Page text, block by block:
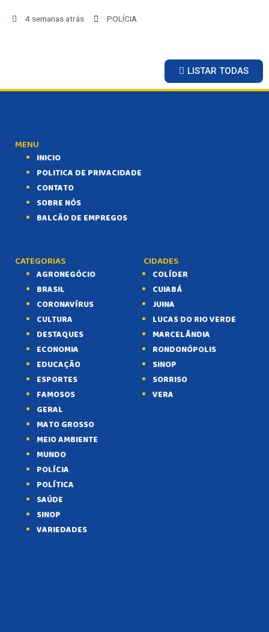
4 semanas atrás POLÍCIA
LISTAR TODAS
MENU
INICIO
POLITICA DE PRIVACIDADE
CONTATO
SOBRE NÓS
BALCÃO DE EMPREGOS
CATEGORIAS
AGRONEGÓCIO
BRASIL
CORONAVÍRUS
CULTURA
DESTAQUES
ECONOMIA
EDUCAÇÃO
ESPORTES
FAMOSOS
GERAL
MATO GROSSO
MEIO AMBIENTE
MUNDO
POLÍCIA
POLÍTICA
SAÚDE
SINOP
VARIEDADES
CIDADES
COLÍDER
CUIABÁ
JUINA
LUCAS DO RIO VERDE
MARCELÂNDIA
RONDONÓPOLIS
SINOP
SORRISO
VERA